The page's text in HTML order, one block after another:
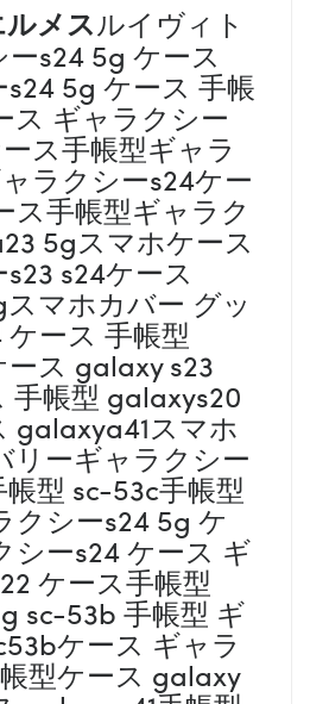
メスルイヴィト
s24 5g ケース
5g ケース 手帳
ス ギャラクシー
ス手帳型ギャラ
ラクシーs24ケー
ス手帳型ギャラク
5gスマホケース
s24ケース
マホカバー グッ
ース 手帳型
ス galaxy s23
手帳型 galaxys20
galaxya41スマホ
リーギャラクシー
型 sc-53c手帳型
クシーs24 5g ケ
シーs24 ケース ギ
ケース手帳型
sc-53b 手帳型 ギ
ケース ギャラ
型ケース galaxy